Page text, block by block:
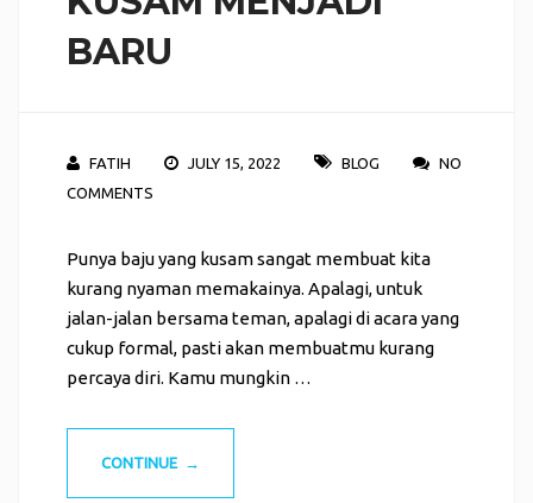
BARU
FATIH JULY 15, 2022 BLOG
NO
COMMENTS
Punya baju yang kusam sangat membuat kita
kurang nyaman memakainya. Apalagi, untuk
jalan-jalan bersama teman, apalagi di acara yang
cukup formal, pasti akan membuatmu kurang
percaya diri. Kamu mungkin …
CONTINUE →